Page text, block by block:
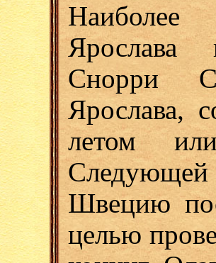
Ярослава
Снорри
Ярослава,
летом
Швецию
целью